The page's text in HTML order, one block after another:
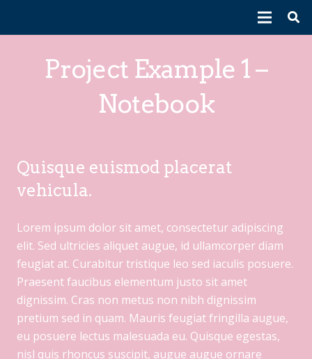
Project Example 1 –
Notebook
Quisque euismod placerat
vehicula.
Lorem ipsum dolor sit amet, consectetur adipiscing
elit. Sed ultricies aliquet augue, id ullamcorper diam
feugiat at. Curabitur tristique leo sed iaculis posuere.
Praesent faucibus elementum justo sit amet
dignissim. Cras non metus non nibh dignissim
pretium sed in quam. Mauris feugiat fringilla augue,
eu posuere lectus malesuada eu. Quisque egestas,
nisl quis rhoncus suscipit, augue augue ornare